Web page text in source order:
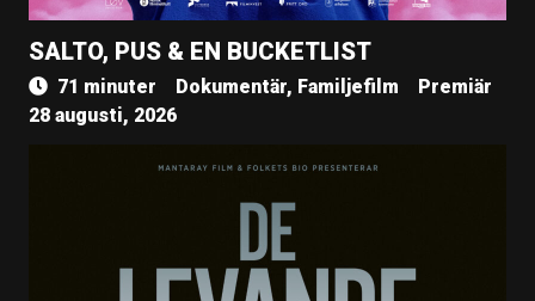
SALTO, PUS & EN BUCKETLIST
71 minuter Dokumentär, Familjefilm
Premiär
28 augusti, 2026